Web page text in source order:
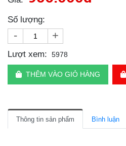
Số lượng:
- +
Lượt xem: 5978
THÊM VÀO GIỎ HÀNG
Thông tin sản phẩm Bình luận